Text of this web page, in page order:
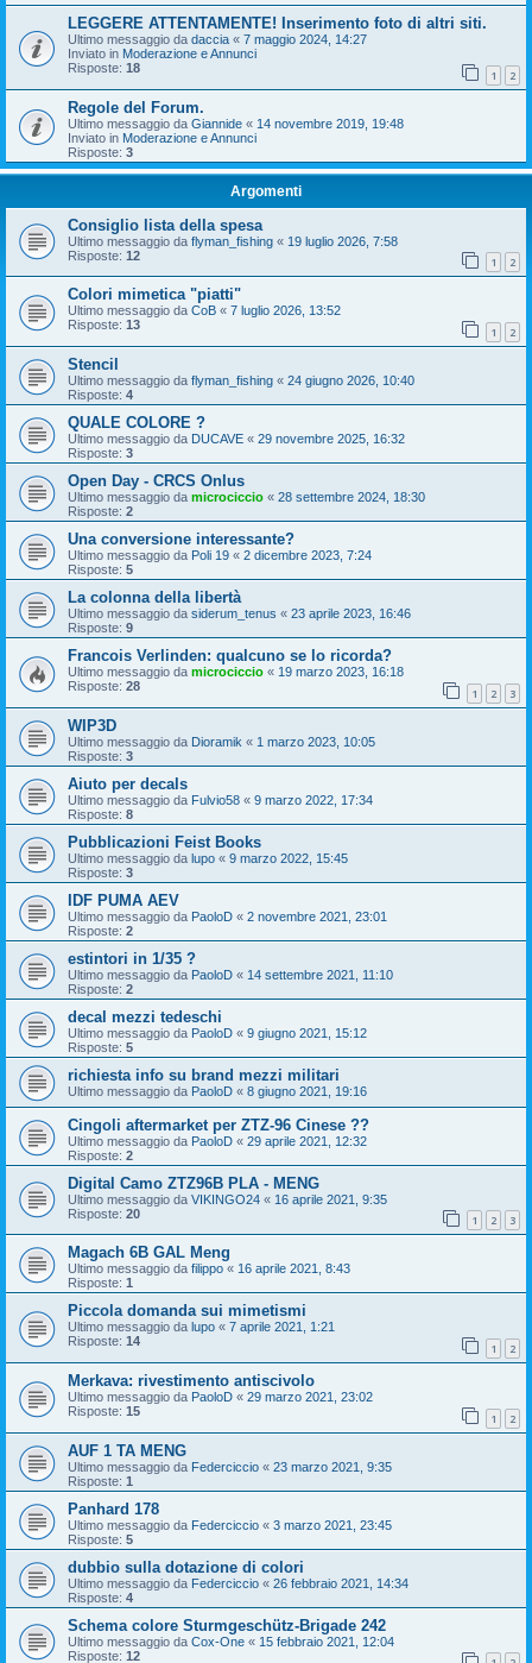
LEGGERE ATTENTAMENTE! Inserimento foto di altri siti.
Ultimo messaggio da daccia « 7 maggio 2024, 14:27
Inviato in Moderazione e Annunci
Risposte: 18 1 2
Regole del Forum.
Ultimo messaggio da Giannide « 14 novembre 2019, 19:48
Inviato in Moderazione e Annunci
Risposte: 3
Argomenti
Consiglio lista della spesa
Ultimo messaggio da flyman_fishing « 19 luglio 2026, 7:58
Risposte: 12 1 2
Colori mimetica "piatti"
Ultimo messaggio da CoB « 7 luglio 2026, 13:52
Risposte: 13 1 2
Stencil
Ultimo messaggio da flyman_fishing « 24 giugno 2026, 10:40
Risposte: 4
QUALE COLORE ?
Ultimo messaggio da DUCAVE « 29 novembre 2025, 16:32
Risposte: 3
Open Day - CRCS Onlus
Ultimo messaggio da microciccio « 28 settembre 2024, 18:30
Risposte: 2
Una conversione interessante?
Ultimo messaggio da Poli 19 « 2 dicembre 2023, 7:24
Risposte: 5
La colonna della libertà
Ultimo messaggio da siderum_tenus « 23 aprile 2023, 16:46
Risposte: 9
Francois Verlinden: qualcuno se lo ricorda?
Ultimo messaggio da microciccio « 19 marzo 2023, 16:18
Risposte: 28 1 2 3
WIP3D
Ultimo messaggio da Dioramik « 1 marzo 2023, 10:05
Risposte: 3
Aiuto per decals
Ultimo messaggio da Fulvio58 « 9 marzo 2022, 17:34
Risposte: 8
Pubblicazioni Feist Books
Ultimo messaggio da lupo « 9 marzo 2022, 15:45
Risposte: 3
IDF PUMA AEV
Ultimo messaggio da PaoloD « 2 novembre 2021, 23:01
Risposte: 2
estintori in 1/35 ?
Ultimo messaggio da PaoloD « 14 settembre 2021, 11:10
Risposte: 2
decal mezzi tedeschi
Ultimo messaggio da PaoloD « 9 giugno 2021, 15:12
Risposte: 5
richiesta info su brand mezzi militari
Ultimo messaggio da PaoloD « 8 giugno 2021, 19:16
Cingoli aftermarket per ZTZ-96 Cinese ??
Ultimo messaggio da PaoloD « 29 aprile 2021, 12:32
Risposte: 2
Digital Camo ZTZ96B PLA - MENG
Ultimo messaggio da VIKINGO24 « 16 aprile 2021, 9:35
Risposte: 20 1 2 3
Magach 6B GAL Meng
Ultimo messaggio da filippo « 16 aprile 2021, 8:43
Risposte: 1
Piccola domanda sui mimetismi
Ultimo messaggio da lupo « 7 aprile 2021, 1:21
Risposte: 14 1 2
Merkava: rivestimento antiscivolo
Ultimo messaggio da PaoloD « 29 marzo 2021, 23:02
Risposte: 15 1 2
AUF 1 TA MENG
Ultimo messaggio da Federciccio « 23 marzo 2021, 9:35
Risposte: 1
Panhard 178
Ultimo messaggio da Federciccio « 3 marzo 2021, 23:45
Risposte: 5
dubbio sulla dotazione di colori
Ultimo messaggio da Federciccio « 26 febbraio 2021, 14:34
Risposte: 4
Schema colore Sturmgeschütz-Brigade 242
Ultimo messaggio da Cox-One « 15 febbraio 2021, 12:04
Risposte: 12